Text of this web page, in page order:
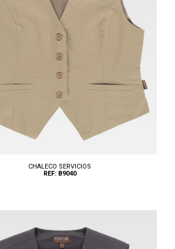
CHALECO SERVICIOS
REF: B9040